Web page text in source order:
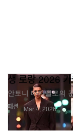
패션
생 로랑 2026
안토니 바카렐로의
Mar 4, 2026